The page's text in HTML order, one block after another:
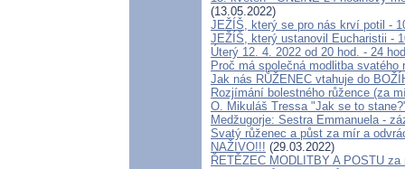
(13.05.2022)
JEŽÍŠ, který se pro nás krví potil -
JEŽÍŠ, který ustanovil Eucharistii -
Úterý 12. 4. 2022 od 20 hod. - 24
Proč má společná modlitba
Jak nás RŮŽENEC vtahuje do
Rozjímání bolestného růžence (za
O. Mikuláš Tressa "Jak se to
Medžugorje: Sestra Emmanuela -
Svatý růženec a půst za mír a
NAŽIVO!!! (29.03.2022)
ŘETĚZEC MODLITBY A POSTU